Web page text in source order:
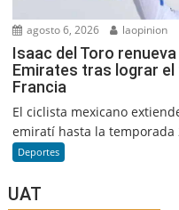
agosto 6, 2026 laopinion
Isaac del Toro
Emirates tras lograr el
Francia
El ciclista mexicano
emiratí hasta la temporada
Deportes
UAT